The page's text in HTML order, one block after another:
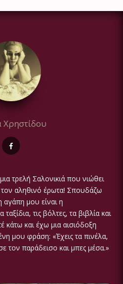
Χρηστίδου
τρελή Σαλονικιά που νιώθει
τον αληθινό έρωτα! Σπουδάζω
αγάπη μου είναι η
τις βόλτες, τα βιβλία και
κάτω και έχω μια αισιόδοξη
μου φράση: «Έχεις τα πινέλα,
τον παράδεισο και μπες μέσα.»